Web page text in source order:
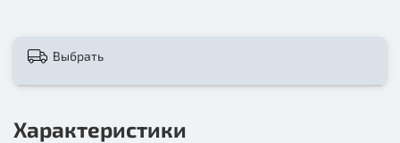
Выбрать
Характеристики